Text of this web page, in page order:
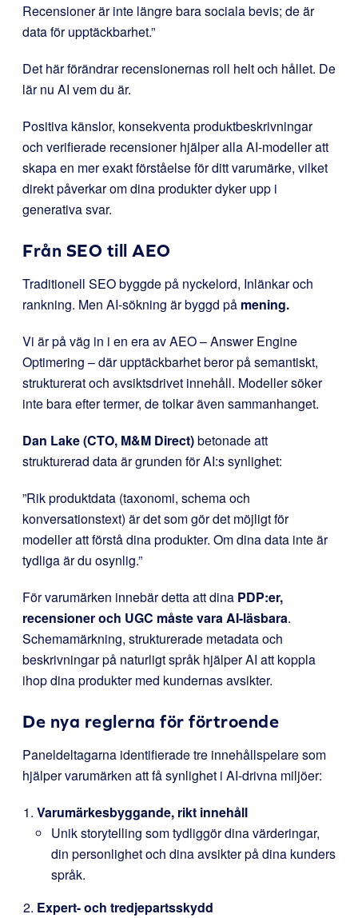
Recensioner är inte längre bara sociala bevis; de är
data för upptäckbarhet.”
Det här förändrar recensionernas roll helt och hållet. De
lär nu AI vem du är.
Positiva känslor, konsekventa produktbeskrivningar
och verifierade recensioner hjälper alla AI-modeller att
skapa en mer exakt förståelse för ditt varumärke, vilket
direkt påverkar om dina produkter dyker upp i
generativa svar.
Från SEO till AEO
Traditionell SEO byggde på nyckelord, Inlänkar och
rankning. Men AI-sökning är byggd på mening.
Vi är på väg in i en era av AEO – Answer Engine
Optimering – där upptäckbarhet beror på semantiskt,
strukturerat och avsiktsdrivet innehåll. Modeller söker
inte bara efter termer, de tolkar även sammanhanget.
Dan Lake (CTO, M&M Direct)betonade att
strukturerad data är grunden för AI:s synlighet:
”Rik produktdata (taxonomi, schema och
konversationstext) är det som gör det möjligt för
modeller att förstå dina produkter. Om dina data inte är
tydliga är du osynlig.”
För varumärken innebär detta att dina PDP:er,
recensioner och UGC måste vara AI-läsbara.
Schemamärkning, strukturerade metadata och
beskrivningar på naturligt språk hjälper AI att koppla
ihop dina produkter med kundernas avsikter.
De nya reglerna för förtroende
Paneldeltagarna identifierade tre innehållspelare som
hjälper varumärken att få synlighet i AI-drivna miljöer:
Varumärkesbyggande, rikt innehåll
Unik storytelling som tydliggör dina värderingar,
din personlighet och dina avsikter på dina kunders
språk.
Expert- och tredjepartsskydd